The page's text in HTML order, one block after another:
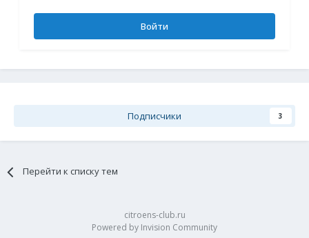
Войти
Подписчики 3
Перейти к списку тем
citroens-club.ru
Powered by Invision Community